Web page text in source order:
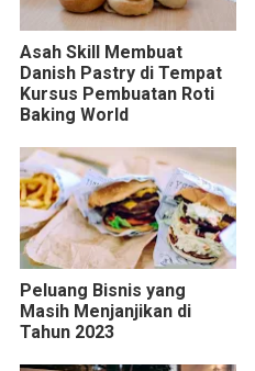
Asah Skill Membuat
Danish Pastry di Tempat
Kursus Pembuatan Roti
Baking World
Peluang Bisnis yang
Masih Menjanjikan di
Tahun 2023